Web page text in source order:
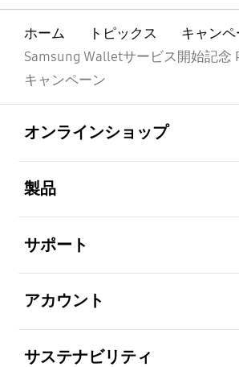
ホーム トピックス
キャンペ
Samsung Walletサービス開始記念
キャンペーン
オンラインショップ
製品
サポート
アカウント
サステナビリティ